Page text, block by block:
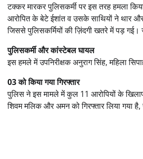
टक्कर मारकर पुलिसकर्मी पर इस तरह हमला
आरोपित के बेटे ईशांत व उसके साथियों ने थार
जिससे पुलिसकर्मियों की ज़िंदगी खतरे में पड़ गई।
पुलिसकर्मी और कांस्टेबल घायल
इस हमले में उपनिरीक्षक अनुराग सिंह, महिला
03 को किया गया गिरफ्तार
पुलिस ने इस मामले में कुल 11 आरोपियों के
शिवम मलिक और अमन को गिरफ्तार लिया गया